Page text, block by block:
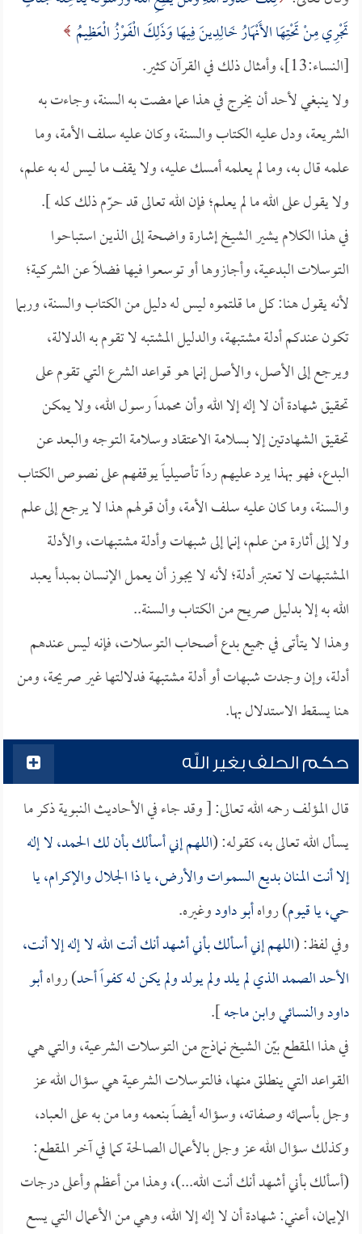
تَجْرِي مِنْ تَحْتِهَا الأَنْهَارُ خَالِدِينَ فِيهَا وَذَلِكَ الْفَوْزُ الْعَظِيمُ
[النساء:13]، وأمثال ذلك في القرآن كثير.
ولا ينبغي لأحد أن يخرج في هذا عما مضت به السنة، وجاءت به
الشريعة، ودل عليه الكتاب والسنة، وكان عليه سلف الأمة، وما
علمه قال به، وما لم يعلمه أمسك عليه، ولا يقف ما ليس له به علم،
ولا يقول على الله ما لم يعلم؛ فإن الله تعالى قد حرّم ذلك كله ].
في هذا الكلام يشير الشيخ إشارة واضحة إلى الذين استباحوا
التوسلات البدعية، وأجازوها أو توسعوا فيها فضلاً عن الشركية؛
لأنه يقول هنا: كل ما قلتموه ليس له دليل من الكتاب والسنة، وربما
تكون عندكم أدلة مشتبهة، والدليل المشتبه لا تقوم به الدلالة،
ويرجع إلى الأصل، والأصل إنما هو قواعد الشرع التي تقوم على
تحقيق شهادة أن لا إله إلا الله وأن محمداً رسول الله، ولا يمكن
تحقيق الشهادتين إلا بسلامة الاعتقاد وسلامة التوجه والبعد عن
البدع، فهو بهذا يرد عليهم رداً تأصيلياً يوقفهم على نصوص الكتاب
والسنة، وما كان عليه سلف الأمة، وأن قولهم هذا لا يرجع إلى علم
ولا إلى أثارة من علم، إنما إلى شبهات وأدلة مشتبهات، والأدلة
المشتبهات لا تعتبر أدلة؛ لأنه لا يجوز أن يعمل الإنسان بمبدأ يعبد
الله به إلا بدليل صريح من الكتاب والسنة..
وهذا لا يتأتى في جميع بدع أصحاب التوسلات، فإنه ليس عندهم
أدلة، وإن وجدت شبهات أو أدلة مشتبهة فدلالتها غير صريحة، ومن
هنا يسقط الاستدلال بها.
حكم الحلف بغير الله
قال المؤلف رحمه الله تعالى: [ وقد جاء في الأحاديث النبوية ذكر ما
يسأل الله تعالى به، كقوله: (اللهم إني أسألك بأن لك الحمد، لا إله
إلا أنت المنان بديع السموات والأرض، يا ذا الجلال والإكرام، يا
حي، يا قيوم) رواهأبو داودوغيره.
وفي لفظ: (اللهم إني أسألك بأني أشهد أنك أنت الله لا إله إلا أنت،
الأحد الصمد الذي لم يلد ولم يولد ولم يكن له كفواً أحد) رواهأبو
داودوالنسائيوابن ماجه].
في هذا المقطع بيّن الشيخ نماذج من التوسلات الشرعية، والتي هي
القواعد التي ينطلق منها، فالتوسلات الشرعية هي سؤال الله عز
وجل بأسمائه وصفاته، وسؤاله أيضاً بنعمه وما من به على العباد،
وكذلك سؤال الله عز وجل بالأعمال الصالحة كما في آخر المقطع:
(أسألك بأني أشهد أنك أنت الله...)، وهذا من أعظم وأعلى درجات
الإيمان، أعني: شهادة أن لا إله إلا الله، وهي من الأعمال التي يسع